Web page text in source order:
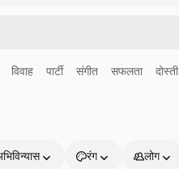
विवाह पार्टी संगीत सफलता दोस्ती
रंग लोग